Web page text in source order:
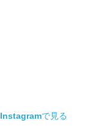
で見る